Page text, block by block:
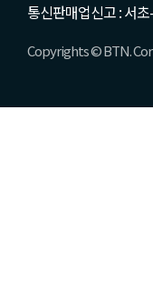
통신판매업신고 : 서
Copyrights © BTN.